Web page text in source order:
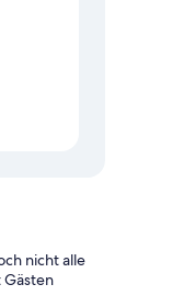
nicht alle